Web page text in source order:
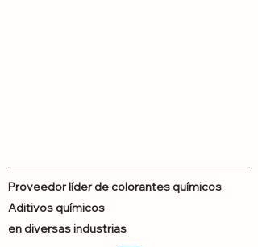
Proveedor líder de colorantes químicos
Aditivos químicos
en diversas industrias